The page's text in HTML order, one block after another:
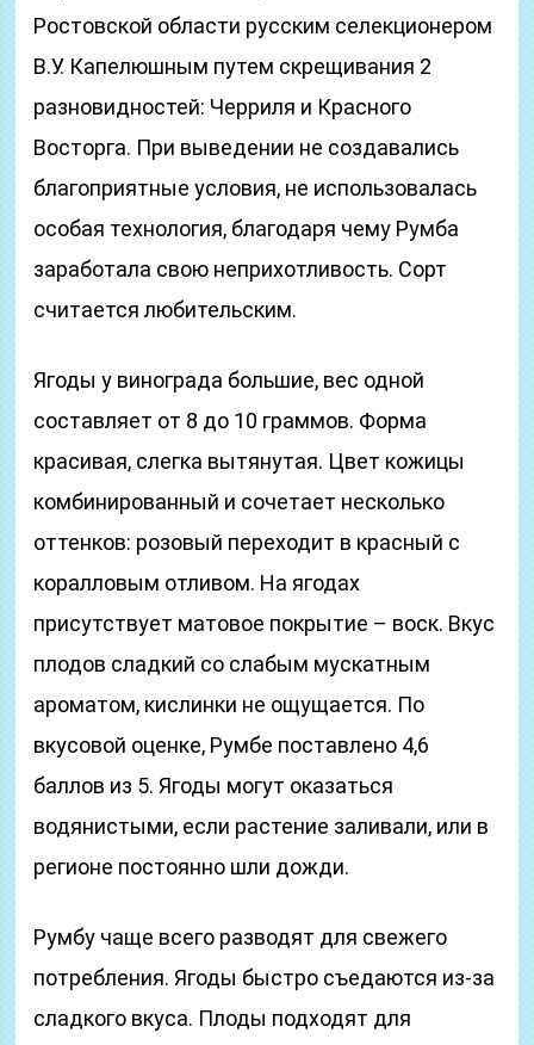
Ростовской области русским селекционером
В.У. Капелюшным путем скрещивания 2
разновидностей: Черриля и Красного
Восторга. При выведении не создавались
благоприятные условия, не использовалась
особая технология, благодаря чему Румба
заработала свою неприхотливость. Сорт
считается любительским.
Ягоды у винограда большие, вес одной
составляет от 8 до 10 граммов. Форма
красивая, слегка вытянутая. Цвет кожицы
комбинированный и сочетает несколько
оттенков: розовый переходит в красный с
коралловым отливом. На ягодах
присутствует матовое покрытие – воск. Вкус
плодов сладкий со слабым мускатным
ароматом, кислинки не ощущается. По
вкусовой оценке, Румбе поставлено 4,6
баллов из 5. Ягоды могут оказаться
водянистыми, если растение заливали, или в
регионе постоянно шли дожди.
Румбу чаще всего разводят для свежего
потребления. Ягоды быстро съедаются из-за
сладкого вкуса. Плоды подходят для